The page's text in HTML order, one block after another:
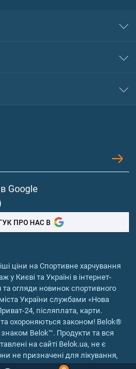
Google
ПРО НАС В
ціни на Спортивне харчування
у Києві та Україні в інтернет-
та огляди новинок спортивного
України службами «Нова
24, післяплата, карти.
та охороняються законом! Belok®
Belok™. Продукти та вся
на сайті Belok.ua, не є
не призначені для лікування,
хворобам.